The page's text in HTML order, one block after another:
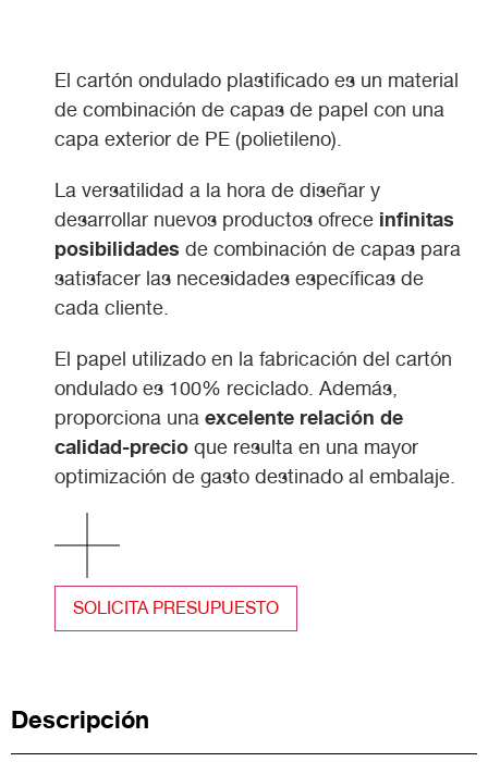
El cartón ondulado plastificado es un material
de combinación de capas de papel con una
capa exterior de PE (polietileno).
La versatilidad a la hora de diseñar y
desarrollar nuevos productos ofrece infinitas
posibilidades de combinación de capas para
satisfacer las necesidades específicas de
cada cliente.
El papel utilizado en la fabricación del cartón
ondulado es 100% reciclado. Además,
proporciona una excelente relación de
calidad-precio que resulta en una mayor
optimización de gasto destinado al embalaje.
SOLICITA PRESUPUESTO
Descripción